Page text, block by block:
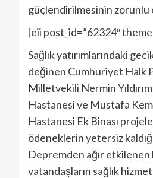
güçlendirilmesinin zorunlu
[eii post_id=”62324″
Sağlık yatırımlarındaki
değinen Cumhuriyet Halk
Milletvekili Nermin
Hastanesi ve Mustafa
Hastanesi Ek Binası
ödeneklerin yetersiz
Depremden ağır
vatandaşların sağlık